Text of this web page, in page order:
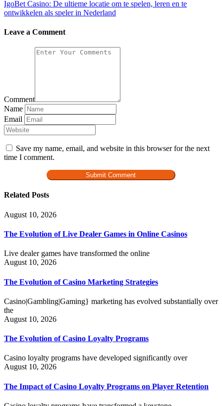
IgoBet Casino: De ultieme locatie om te spelen, leren en te
ontwikkelen als speler in Nederland
Leave a Comment
Comment
Name
Email
Save my name, email, and website in this browser for the next
time I comment.
Related Posts
August 10, 2026
The Evolution of Live Dealer Games in Online Casinos
Live dealer games have transformed the online
August 10, 2026
The Evolution of Casino Marketing Strategies
Casino|Gambling|Gaming} marketing has evolved substantially over
the
August 10, 2026
The Evolution of Casino Loyalty Programs
Casino loyalty programs have developed significantly over
August 10, 2026
The Impact of Casino Loyalty Programs on Player Retention